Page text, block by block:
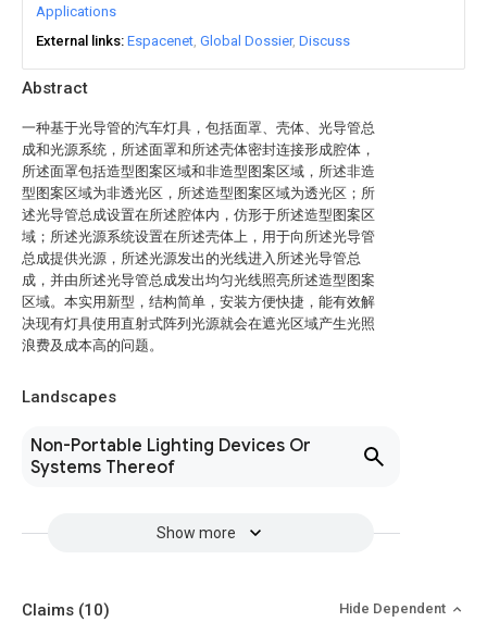
Abstract
一种基于光导管的汽车灯具，包括面罩、壳体、光导管总
成和光源系统，所述面罩和所述壳体密封连接形成腔体，
所述面罩包括造型图案区域和非造型图案区域，所述非造
型图案区域为非透光区，所述造型图案区域为透光区；所
述光导管总成设置在所述腔体内，仿形于所述造型图案区
域；所述光源系统设置在所述壳体上，用于向所述光导管
总成提供光源，所述光源发出的光线进入所述光导管总
成，并由所述光导管总成发出均匀光线照亮所述造型图案
区域。本实用新型，结构简单，安装方便快捷，能有效解
决现有灯具使用直射式阵列光源就会在遮光区域产生光照
浪费及成本高的问题。
Landscapes
Non-Portable Lighting Devices Or
Systems Thereof
Show more
Applications
External links Espacenet Global Dossier Discuss
Claims (10) Hide Dependent